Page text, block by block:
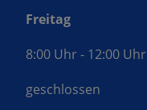
Freitag
8:00 Uhr - 12:00 Uhr
geschlossen